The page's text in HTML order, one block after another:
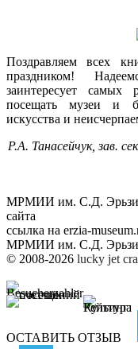
Поздравляем всех
праздником!
заинтересует
посещать музеи и
искусства и
Р.А. Танасейчук, зав.
МРМИИ им. С.Д. Эрьзи.
сайта
ссылка на erzia-
МРМИИ им. С.Д. Эрьзи
© 2008-2026 lucky jet
ОСТАВИТЬ ОТЗЫВ